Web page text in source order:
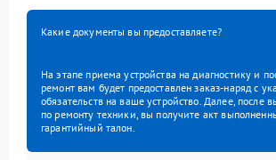
Какие документы вы предоставляете?
На этапе приема устройства на диагностику и
ремонт вам будет предоставлен заказ-наряд с
обязательств на ваше устройство. Далее, после
по ремонту техники, вы получите акт
гарантийный талон.